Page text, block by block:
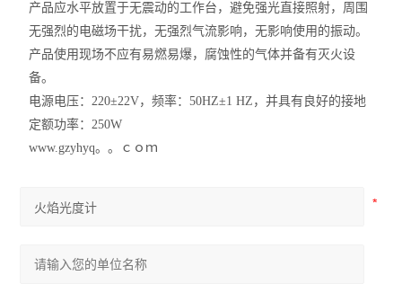
产品应水平放置于无震动的工作台，避免强光直接照射，周围
无强烈的电磁场干扰，无强烈气流影响，无影响使用的振动。
产品使用现场不应有易燃易爆，腐蚀性的气体并备有灭火设
备。
电源电压：220±22V，频率：50HZ±1 HZ，并具有良好的接地
定额功率：250W
www.gzyhyq。。ｃｏｍ